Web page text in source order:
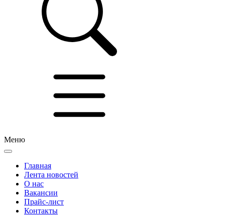
Меню
Главная
Лента новостей
О нас
Вакансии
Прайс-лист
Контакты